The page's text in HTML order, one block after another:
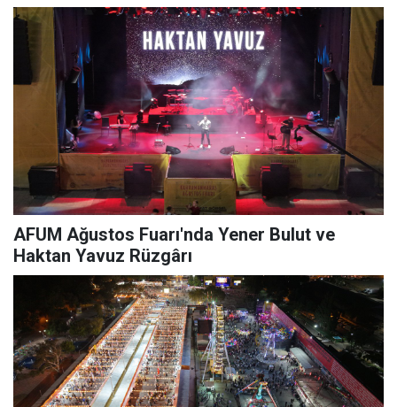
AFUM Ağustos Fuarı'nda Yener Bulut ve
Haktan Yavuz Rüzgârı